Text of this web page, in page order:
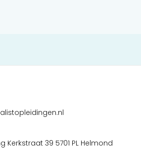
Kerkstraat 39 5701 PL Helmond